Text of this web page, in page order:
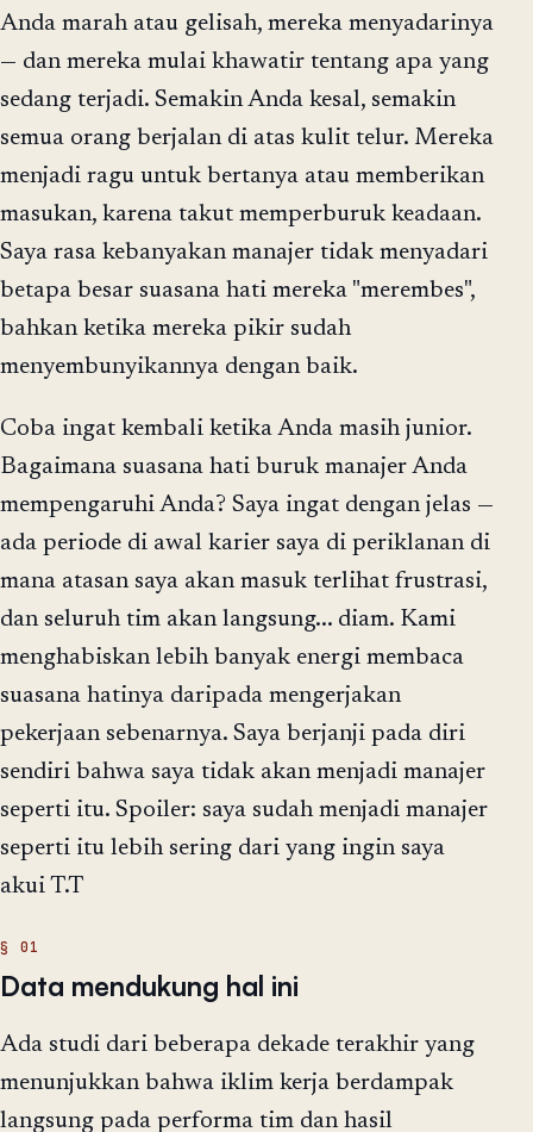
Anda marah atau gelisah, mereka menyadarinya
— dan mereka mulai khawatir tentang apa yang
sedang terjadi. Semakin Anda kesal, semakin
semua orang berjalan di atas kulit telur. Mereka
menjadi ragu untuk bertanya atau memberikan
masukan, karena takut memperburuk keadaan.
Saya rasa kebanyakan manajer tidak menyadari
betapa besar suasana hati mereka "merembes",
bahkan ketika mereka pikir sudah
menyembunyikannya dengan baik.
Coba ingat kembali ketika Anda masih junior.
Bagaimana suasana hati buruk manajer Anda
mempengaruhi Anda? Saya ingat dengan jelas —
ada periode di awal karier saya di periklanan di
mana atasan saya akan masuk terlihat frustrasi,
dan seluruh tim akan langsung... diam. Kami
menghabiskan lebih banyak energi membaca
suasana hatinya daripada mengerjakan
pekerjaan sebenarnya. Saya berjanji pada diri
sendiri bahwa saya tidak akan menjadi manajer
seperti itu. Spoiler: saya sudah menjadi manajer
seperti itu lebih sering dari yang ingin saya
akui T.T
Data mendukung hal ini
Ada studi dari beberapa dekade terakhir yang
menunjukkan bahwa iklim kerja berdampak
langsung pada performa tim dan hasil